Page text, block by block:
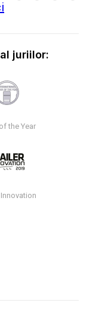
juriilor:
the Year